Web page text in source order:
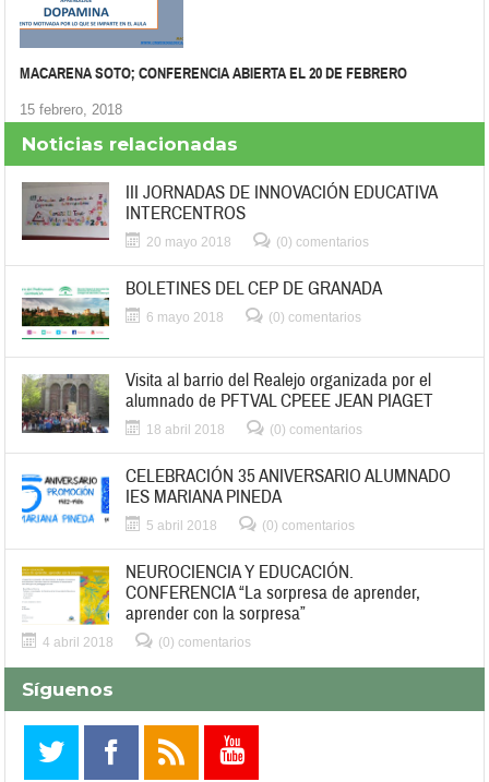
MACARENA SOTO; CONFERENCIA ABIERTA EL 20 DE FEBRERO
15 febrero, 2018
Noticias relacionadas
III JORNADAS DE INNOVACIÓN EDUCATIVA
INTERCENTROS
20 mayo 2018 (0) comentarios
BOLETINES DEL CEP DE GRANADA
6 mayo 2018 (0) comentarios
Visita al barrio del Realejo organizada por el
alumnado de PFTVAL CPEEE JEAN PIAGET
18 abril 2018 (0) comentarios
CELEBRACIÓN 35 ANIVERSARIO ALUMNADO
IES MARIANA PINEDA
5 abril 2018 (0) comentarios
NEUROCIENCIA Y EDUCACIÓN.
CONFERENCIA “La sorpresa de aprender,
aprender con la sorpresa”
4 abril 2018 (0) comentarios
Síguenos